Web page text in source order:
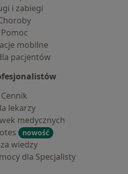
i zabiegi
Pomoc
mobilne
pacjentów
Cennik
lekarzy
medycznych
nowość
wiedzy
dla Specjalisty